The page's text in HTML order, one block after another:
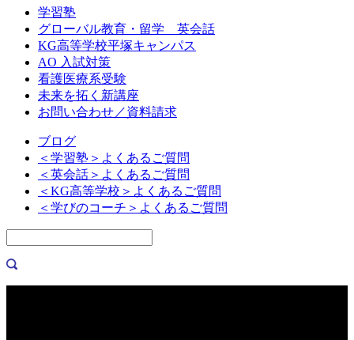
学習塾
グローバル教育・留学 英会話
KG高等学校平塚キャンパス
AO 入試対策
看護医療系受験
未来を拓く新講座
お問い合わせ／資料請求
ブログ
＜学習塾＞よくあるご質問
＜英会話＞よくあるご質問
＜KG高等学校＞よくあるご質問
＜学びのコーチ＞よくあるご質問